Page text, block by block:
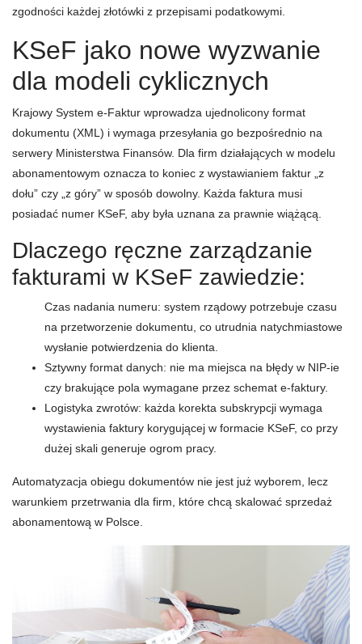
zgodności każdej złotówki z przepisami podatkowymi.
KSeF jako nowe wyzwanie
dla modeli cyklicznych
Krajowy System e-Faktur wprowadza ujednolicony format
dokumentu (XML) i wymaga przesyłania go bezpośrednio na
serwery Ministerstwa Finansów. Dla firm działających w modelu
abonamentowym oznacza to koniec z wystawianiem faktur „z
dołu” czy „z góry” w sposób dowolny. Każda faktura musi
posiadać numer KSeF, aby była uznana za prawnie wiążącą.
Dlaczego ręczne zarządzanie
fakturami w KSeF zawiedzie:
Czas nadania numeru: system rządowy potrzebuje czasu
na przetworzenie dokumentu, co utrudnia natychmiastowe
wysłanie potwierdzenia do klienta.
Sztywny format danych: nie ma miejsca na błędy w NIP-ie
czy brakujące pola wymagane przez schemat e-faktury.
Logistyka zwrotów: każda korekta subskrypcji wymaga
wystawienia faktury korygującej w formacie KSeF, co przy
dużej skali generuje ogrom pracy.
Automatyzacja obiegu dokumentów nie jest już wyborem, lecz
warunkiem przetrwania dla firm, które chcą skalować sprzedaż
abonamentową w Polsce.